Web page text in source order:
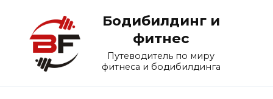
содержанию
Бодибилдинг и
фитнес
Путеводитель по миру
фитнеса и бодибилдинга